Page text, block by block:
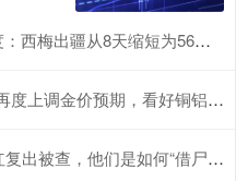
梅出疆从8天缩短为56小时
金价预期，看好铜铝接棒大涨！
查，他们是如何“借尸还魂”的？